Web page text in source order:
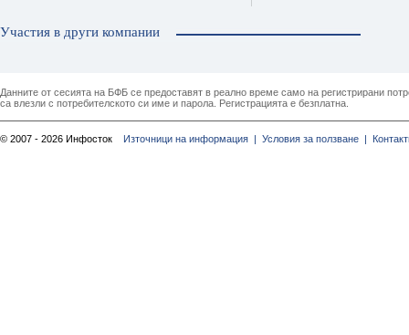
Участия в други компании
Данните от сесията на БФБ се предоставят в реално време само на регистрирани
са влезли с потребителското си име и парола. Регистрацията е безплатна.
© 2007 - 2026 Инфосток Източници на информация | Условия за ползване |